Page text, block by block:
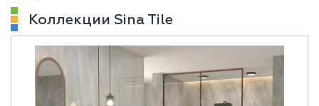
Коллекции Sina Tile